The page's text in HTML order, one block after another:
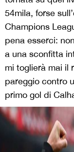
54mila, forse
Champions
pena esserci:
a una sconfitta
mi toglierà mai il
pareggio contro
primo gol di